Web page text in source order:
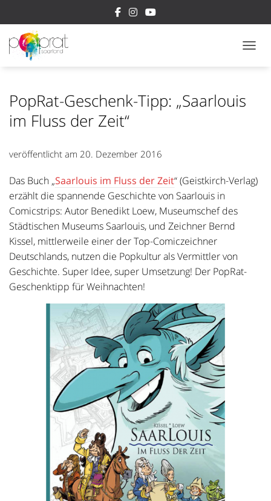
PopRat-Geschenk-Tipp: „Saarlouis
im Fluss der Zeit“
veröffentlicht am 20. Dezember 2016
Das Buch „Saarlouis im Fluss der Zeit“ (Geistkirch-Verlag)
erzählt die spannende Geschichte von Saarlouis in
Comicstrips: Autor Benedikt Loew, Museumschef des
Städtischen Museums Saarlouis, und Zeichner Bernd
Kissel, mittlerweile einer der Top-Comiczeichner
Deutschlands, nutzen die Popkultur als Vermittler von
Geschichte. Super Idee, super Umsetzung! Der PopRat-
Geschenktipp für Weihnachten!